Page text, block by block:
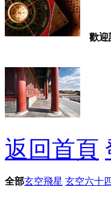
歡迎
返回首頁
全部玄空飛星 玄空六十